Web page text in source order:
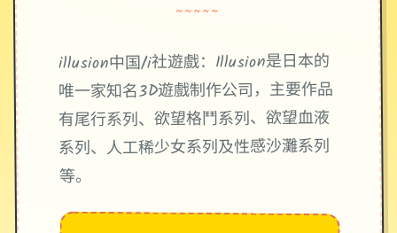
~~~~~
illusion中国/i社遊戲：Illusion是日本的
唯一家知名3D遊戲制作公司，主要作品
有尾行系列、欲望格鬥系列、欲望血液
系列、人工稀少女系列及性感沙灘系列
等。